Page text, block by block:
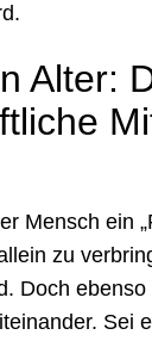
Alter:
Mensch ein
zu
Doch
Sei